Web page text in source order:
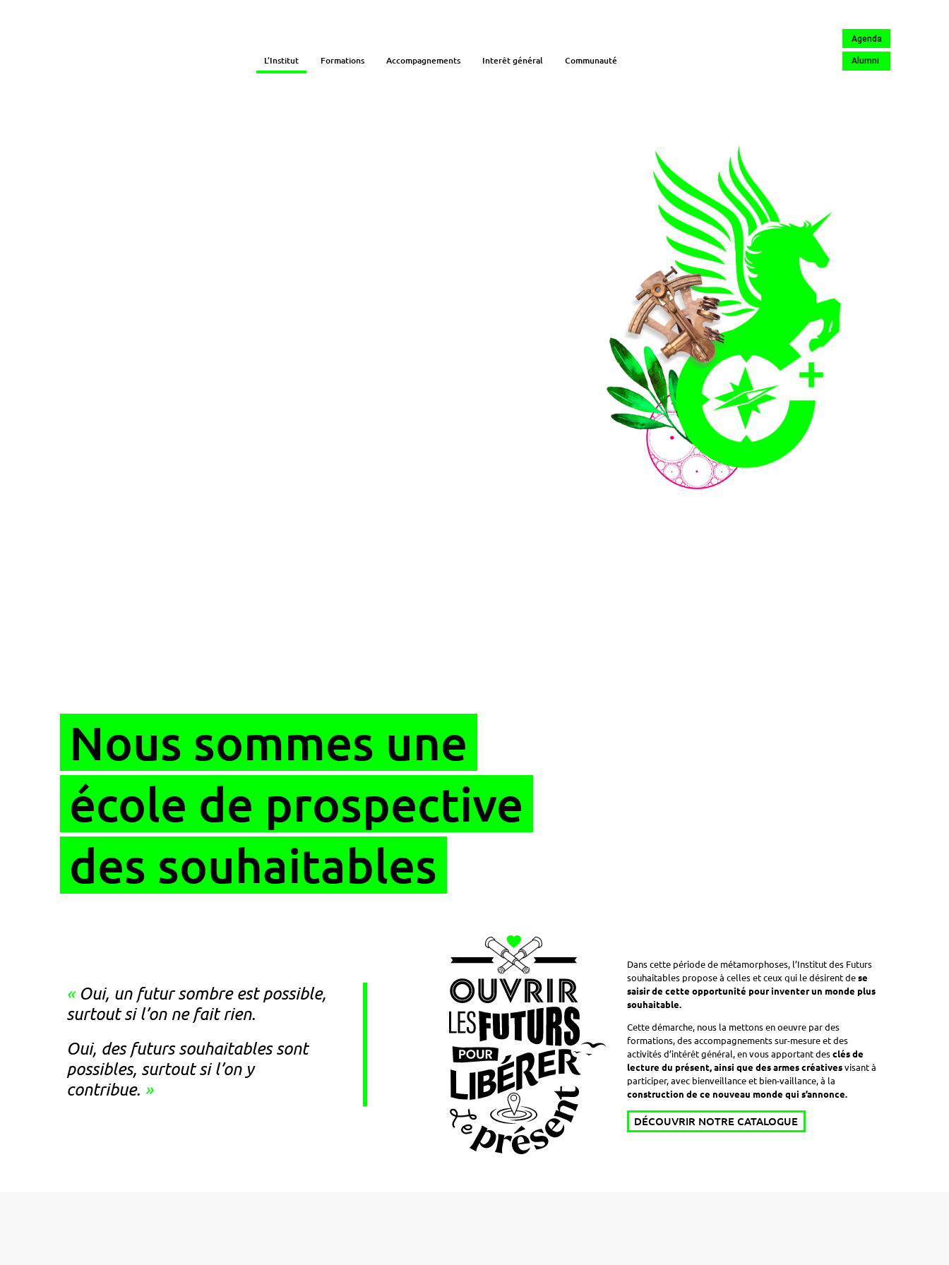
L’Institut Formations Accompagnements Interêt général Communauté
Agenda
Alumni
Nous sommes une
école de prospective
des souhaitables
«Oui, un futur sombre est possible,
surtout si l’on ne fait rien.
Oui, des futurs souhaitables sont
possibles, surtout si l’on y
contribue. »
Dans cette période de métamorphoses, l’Institut des Futurs
souhaitables propose à celles et ceux qui le désirent dese
saisir de cette opportunité pour inventer un monde plus
souhaitable.
Cette démarche, nous la mettons en oeuvre par des
formations, des accompagnements sur-mesure et des
activités d’intérêt général, en vous apportant desclés de
lecture du présent, ainsi que des armes créativesvisant à
participer, avec bienveillance et bien-vaillance, à la
construction de ce nouveau monde qui s’annonce.
DÉCOUVRIR NOTRE CATALOGUE